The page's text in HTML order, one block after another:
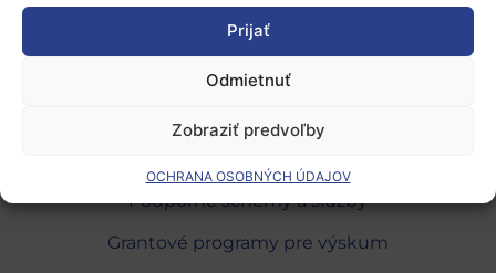
Prijať
Odmietnuť
Zobraziť predvoľby
OCHRANA OSOBNÝCH ÚDAJOV
Podporné schémy a služby
Grantové programy pre výskum